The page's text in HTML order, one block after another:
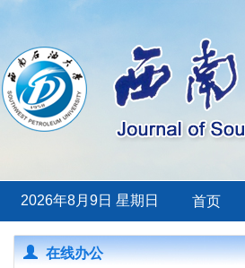
2026年8月9日 星期日 首页
在线办公